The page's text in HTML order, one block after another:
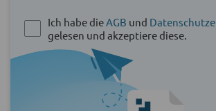
Ich habe die AGB und
gelesen und akzeptiere diese.